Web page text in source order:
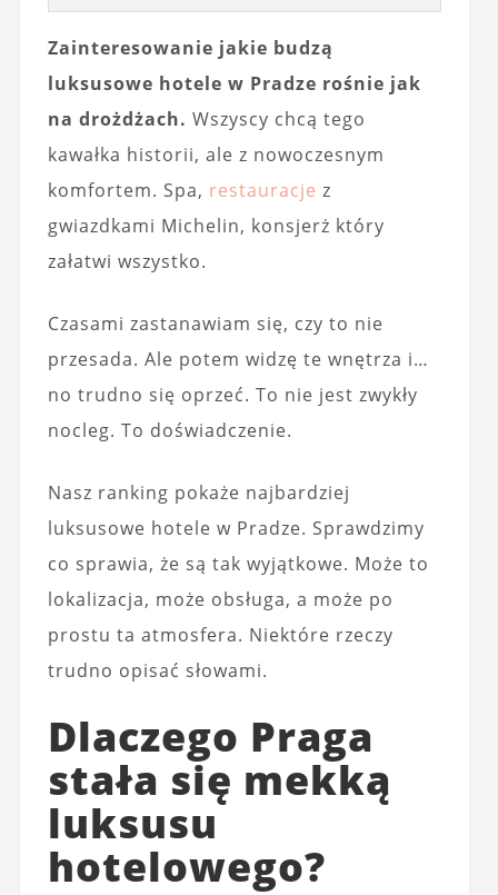
Zainteresowanie jakie budzą
luksusowe hotele w Pradze rośnie jak
na drożdżach. Wszyscy chcą tego
kawałka historii, ale z nowoczesnym
komfortem. Spa, restauracje z
gwiazdkami Michelin, konsjerż który
załatwi wszystko.
Czasami zastanawiam się, czy to nie
przesada. Ale potem widzę te wnętrza i…
no trudno się oprzeć. To nie jest zwykły
nocleg. To doświadczenie.
Nasz ranking pokaże najbardziej
luksusowe hotele w Pradze. Sprawdzimy
co sprawia, że są tak wyjątkowe. Może to
lokalizacja, może obsługa, a może po
prostu ta atmosfera. Niektóre rzeczy
trudno opisać słowami.
Dlaczego Praga
stała się mekką
luksusu
hotelowego?